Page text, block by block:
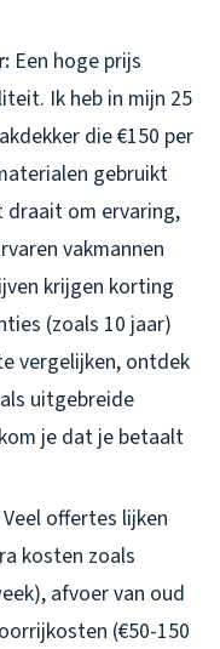
Een hoge prijs
Ik heb in mijn 25
die €150 per
gebruikt
draait om ervaring,
vakmannen
krijgen korting
(zoals 10 jaar)
vergelijken, ontdek
uitgebreide
je dat je betaalt
Veel offertes lijken
kosten zoals
afvoer van oud
(€50-150